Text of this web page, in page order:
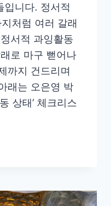
입니다. 정서적
처럼 여러 갈래
서적 과잉활동
로 마구 뻗어나
까지 건드리며
래는 오은영 박
상태’ 체크리스